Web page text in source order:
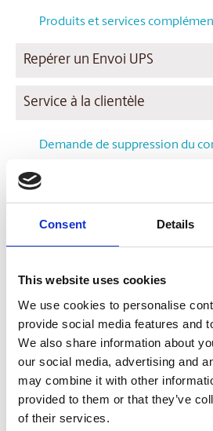
Consent Details
This website uses cookies
We use cookies to personalise
provide social media features and
We also share information about
our social media, advertising and
may combine it with other
provided to them or that they’ve
of their services.
Produits et services
Repérer un Envoi UPS
Service à la clientèle
Demande de suppression du
Foire aux questions
Pour nous joindre
candidature
Services aux entreprises
Solutions de détail aux
Demande de